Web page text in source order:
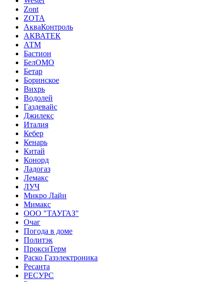
Zont
ZOTA
АкваКонтроль
АКВАТЕК
АТМ
Бастион
БелОМО
Бетар
Боринское
Вихрь
Водолей
Газдевайс
Джилекс
Италия
Кебер
Кенарь
Китай
Конорд
Ладогаз
Лемакс
ЛУЧ
Микро Лайн
Мимакс
ООО "ТАУГАЗ"
Очаг
Погода в доме
Политэк
ПроксиТерм
Раско Газэлектроника
Ресанта
РЕСУРС